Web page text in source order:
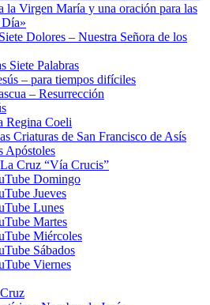
la Virgen María y una oración para las
Día»
Dolores – Nuestra Señora de los
Siete Palabras
– para tiempos difíciles
– Resurrección
Regina Coeli
Criaturas de San Francisco de Asís
Apóstoles
Cruz “Vía Crucis”
Domingo
Jueves
Lunes
Martes
Miércoles
Sábados
Viernes